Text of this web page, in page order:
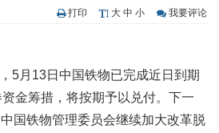
打印
大 中 小 我要评论
5月13日中国铁物已完成近日到期
金筹措，将按期予以兑付。下一
国铁物管理委员会继续加大改革脱